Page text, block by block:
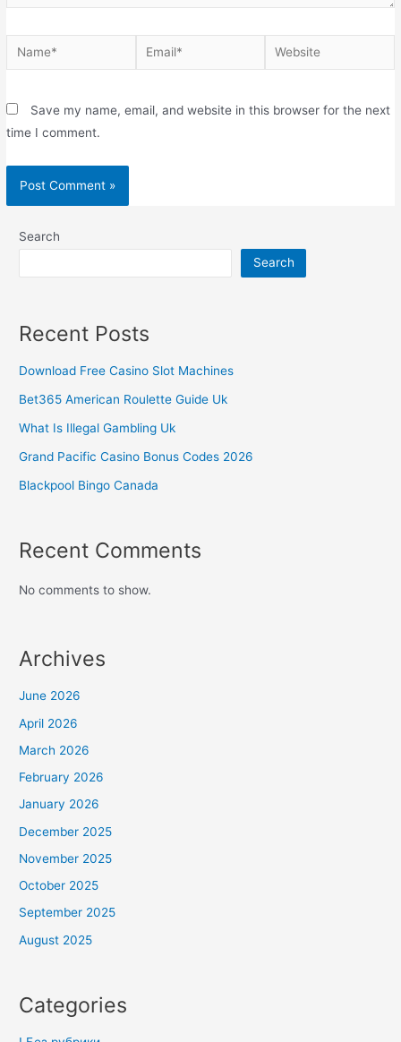
Save my name, email, and website in this browser for the next
time I comment.
Search
Search
Recent Posts
Download Free Casino Slot Machines
Bet365 American Roulette Guide Uk
What Is Illegal Gambling Uk
Grand Pacific Casino Bonus Codes 2026
Blackpool Bingo Canada
Recent Comments
No comments to show.
Archives
June 2026
April 2026
March 2026
February 2026
January 2026
December 2025
November 2025
October 2025
September 2025
August 2025
Categories